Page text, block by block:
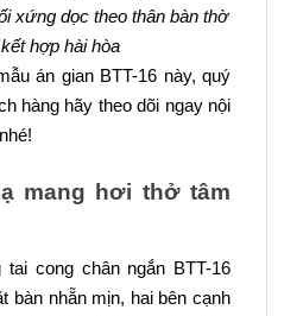
xứng dọc theo thân bàn thờ
hợp hài hòa
án gian BTT-16 này, quý
hàng hãy theo dõi ngay nội
mang hơi thở tâm
cong chân ngắn BTT-16
bàn nhẵn mịn, hai bên cạnh